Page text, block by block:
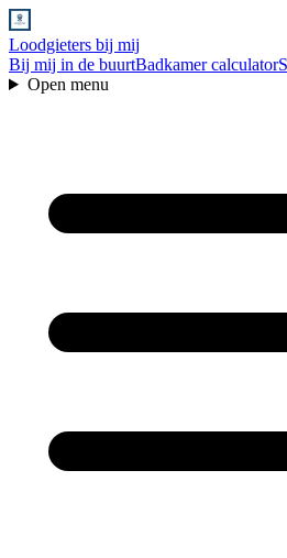
Loodgieters bij mij
Bij mij in de buurtBadkamer calculator
Open menu